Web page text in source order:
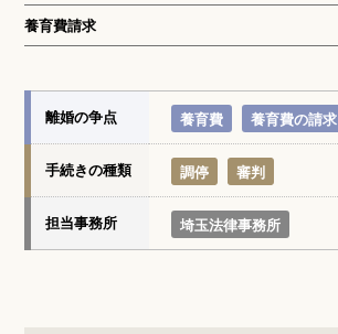
養育費請求
離婚の争点 養育費 養育費の請求
手続きの種類 調停 審判
担当事務所 埼玉法律事務所